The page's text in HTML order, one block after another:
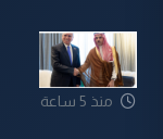
منذ 5 ساعة